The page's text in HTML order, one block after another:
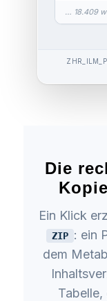
… 18.409
Die
Ein Klick
ZIP : ein
dem